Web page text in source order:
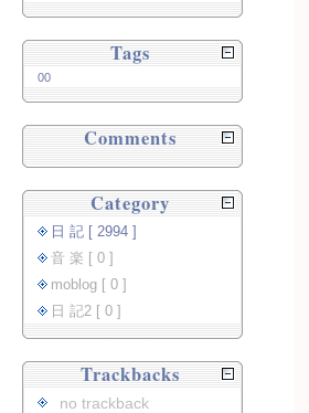
Tags
00
Comments
Category
日 記 [ 2994 ]
音 楽 [ 0 ]
moblog [ 0 ]
日 記2 [ 0 ]
Trackbacks
no trackback